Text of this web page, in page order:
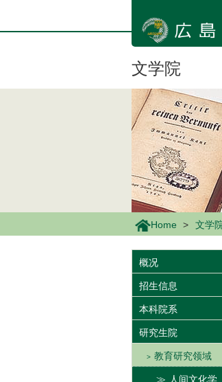
ン
文学院
Home 文学
概况
招生信息
本科院系
研究生院
教育研究领域
人间文化学